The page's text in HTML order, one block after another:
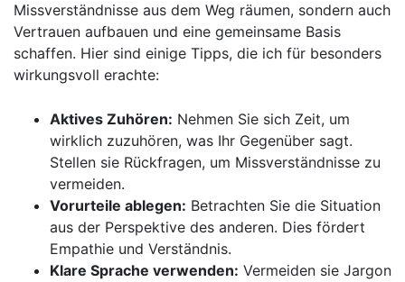
Missverständnisse aus ⁤dem Weg räumen,⁢ sondern auch
Vertrauen aufbauen und eine gemeinsame Basis
schaffen. Hier sind einige Tipps, die ich für besonders
wirkungsvoll erachte:
Aktives Zuhören: Nehmen Sie sich Zeit, um
wirklich zuzuhören, was Ihr Gegenüber sagt.
Stellen sie Rückfragen, um Missverständnisse zu
vermeiden.
Vorurteile ablegen: Betrachten Sie die Situation
aus⁤ der Perspektive des anderen. Dies fördert
Empathie und Verständnis.
Klare Sprache verwenden: Vermeiden sie Jargon